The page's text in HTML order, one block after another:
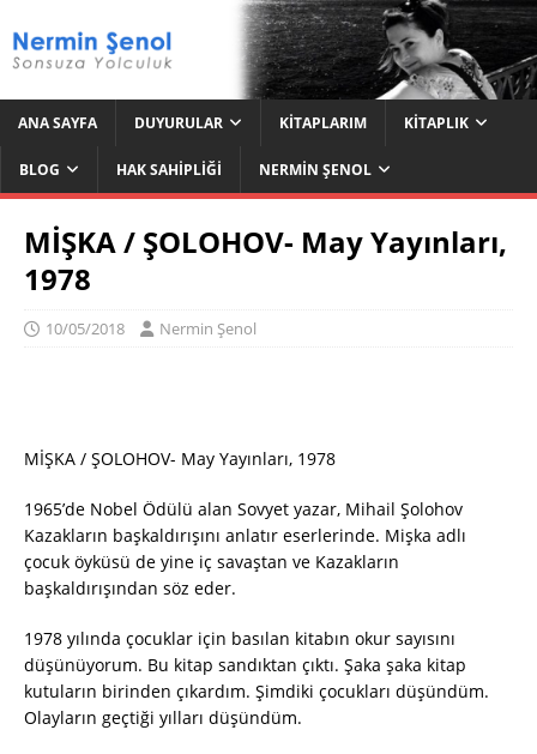
ANA SAYFA DUYURULAR KITAPLARIM KITAPLIK
BLOG HAK SAHIPLIĞI NERMIN ŞENOL
MİŞKA / ŞOLOHOV- May Yayınları,
1978
10/05/2018 Nermin Şenol
MİŞKA / ŞOLOHOV- May Yayınları, 1978
1965’de Nobel Ödülü alan Sovyet yazar, Mihail Şolohov
Kazakların başkaldırışını anlatır eserlerinde. Mişka adlı
çocuk öyküsü de yine iç savaştan ve Kazakların
başkaldırışından söz eder.
1978 yılında çocuklar için basılan kitabın okur sayısını
düşünüyorum. Bu kitap sandıktan çıktı. Şaka şaka kitap
kutuların birinden çıkardım. Şimdiki çocukları düşündüm.
Olayların geçtiği yılları düşündüm.